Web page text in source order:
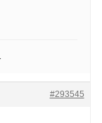
#293545